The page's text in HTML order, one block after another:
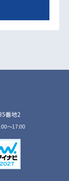
番地2
～17:00